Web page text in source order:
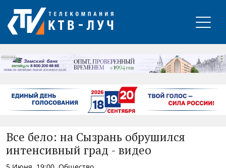
РЕКЛАМА
Все бело: на Сызрань обрушился
интенсивный град - видео